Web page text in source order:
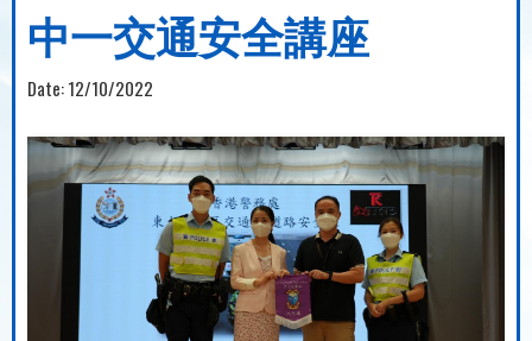
中一交通安全講座
Date:12/10/2022